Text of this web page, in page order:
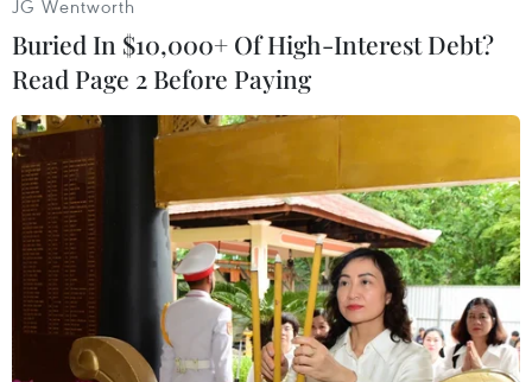
nghị thượng đỉnh 7 nước công nghiệp phát triển
(G-7) ở Bavaria./.
JG Wentworth
Buried In $10,000+ Of High-Interest Debt?
Read Page 2 Before Paying